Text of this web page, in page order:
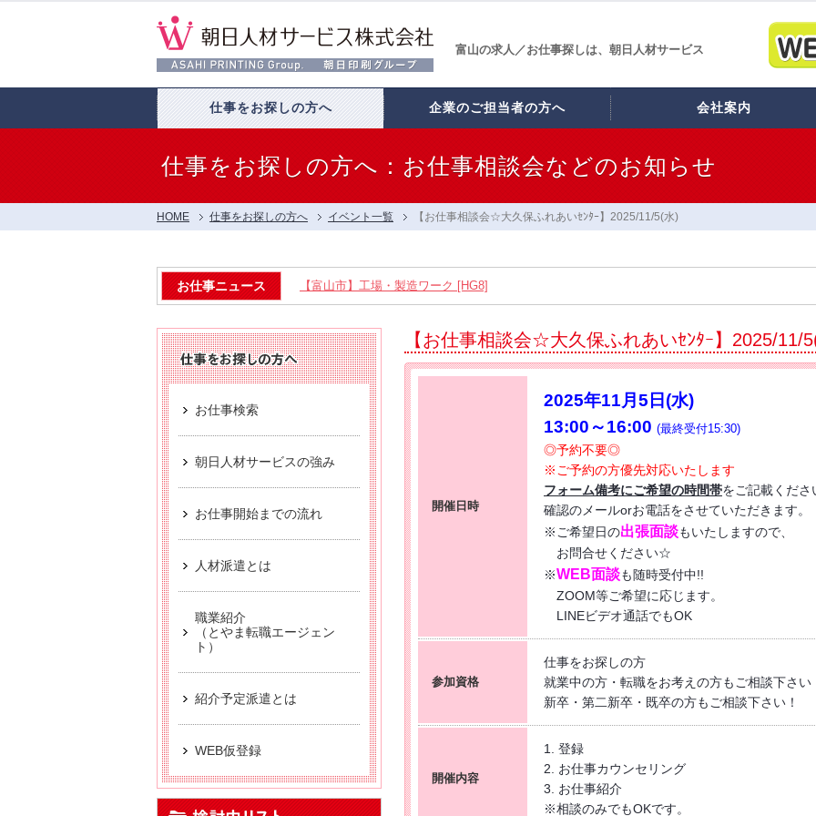
富山の求人／お仕事探しは、朝日人材サービス
仕事をお探しの方へ 企業のご担当者の方へ 会社案内
仕事をお探しの方へ：お仕事相談会などのお知らせ
HOME 仕事をお探しの方へ イベント一覧 【お仕事相談会☆大久保ふれあいｾﾝﾀｰ】2025/11/5(水)
お仕事ニュース 【富山市】工場・製造ワーク [HG8]
【お仕事相談会☆流通会館】2026/8/21(金) PM開催
【お仕事相談会☆大久保ふれあいｾﾝﾀｰ】2026/8/26(水)
【お仕事相談会☆黒部市コラーレ】2026/8/21(金)PM
【お仕事相談会☆黒部市コラーレ】2026/8/7(金)PM
派遣から正社員をめざす 〜自分に合った職場を見つける新しい転職のカタチ〜
【中新川エリア】近くde
【お仕事相談会☆流通会館】2026/7/16(木) PM開催
【富山市】事務・オフィスワーク特集 [HG8R]
【お仕事相談会☆大久保ふれあいｾﾝﾀｰ】2025/11/
開催日時
2025年11月5日(水)
13:00～16:00 (最終受付15:30)
◎予約不要◎
※ご予約の方優先対応いたします
フォーム備考にご希望の時間帯をご記載くださ
確認のメールorお電話をさせていただきます。
※ご希望日の出張面談もいたしますので、
お問合せください☆
※WEB面談も随時受付中!!
ZOOM等ご希望に応じます。
LINEビデオ通話でもOK
参加資格
仕事をお探しの方
就業中の方・転職をお考えの方もご相談下さい
新卒・第二新卒・既卒の方もご相談下さい！
開催内容
1. 登録
2. お仕事カウンセリング
3. お仕事紹介
※相談のみでもOKです。
お仕事検索
朝日人材サービスの強み
お仕事開始までの流れ
人材派遣とは
職業紹介
（とやま転職エージェン
ト）
紹介予定派遣とは
WEB仮登録